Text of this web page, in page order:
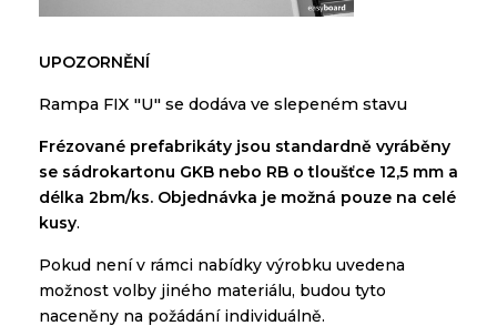
UPOZORNĚNÍ
Rampa FIX "U" se dodáva ve slepeném stavu
Frézované prefabrikáty jsou standardně vyráběny
se sádrokartonu GKB nebo RB o tloušťce 12,5 mm a
délka 2bm/ks. Objednávka je možná pouze na celé
kusy.
Pokud není v rámci nabídky výrobku uvedena
možnost volby jiného materiálu, budou tyto
naceněny na požádání individuálně.